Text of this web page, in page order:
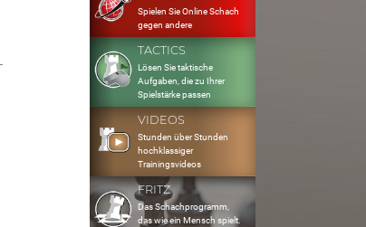
Spielen Sie Online Schach
gegen andere
TACTICS
Lösen Sie taktische
Aufgaben, die zu Ihrer
Spielstärke passen
VIDEOS
Stunden über Stunden
hochklassiger
Trainingsvideos
FRITZ
Das Schachprogramm,
das wie ein Mensch spielt.